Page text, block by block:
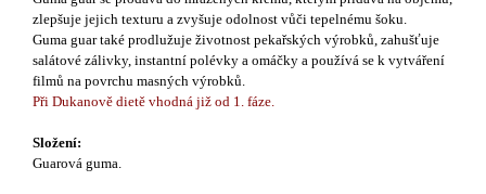
zlepšuje jejich texturu a zvyšuje odolnost vůči tepelnému šoku.
Guma guar také prodlužuje životnost pekařských výrobků, zahušťuje
salátové zálivky, instantní polévky a omáčky a používá se k vytváření
filmů na povrchu masných výrobků.
Při Dukanově dietě vhodná již od 1. fáze.
Složení:
Guarová guma.